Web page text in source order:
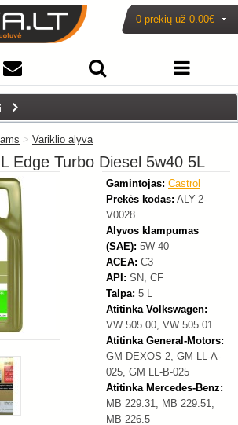
0 prekių už 0.00€
> Variklio alyva
Edge Turbo Diesel 5w40 5L
-20%
Gamintojas: Castrol
Prekės kodas: ALY-2-
V0028
Alyvos klampumas
(SAE): 5W-40
ACEA: C3
API: SN, CF
Talpa: 5 L
Atitinka Volkswagen:
VW 505 00, VW 505 01
Atitinka General-Motors:
GM DEXOS 2, GM LL-A-
025, GM LL-B-025
Atitinka Mercedes-Benz:
MB 229.31, MB 229.51,
MB 226.5